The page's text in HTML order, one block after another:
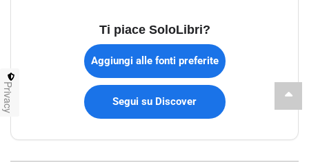
Ti piace SoloLibri?
Aggiungi alle fonti preferite
Segui su Discover
Privacy